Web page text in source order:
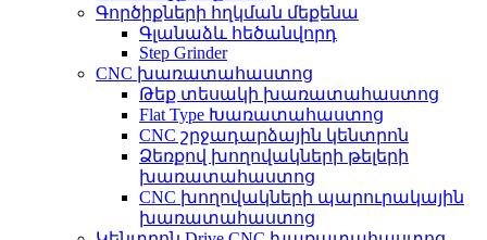
Գործիքների հղկման մեքենա
Գլանաձև հեծանվորդ
Step Grinder
CNC խառատահաստոց
Թեք տեսակի խառատահաստոց
Flat Type Խառատահաստոց
CNC շրջադարձային կենտրոն
Ձեռքով խողովակների թելերի
խառատահաստոց
CNC խողովակների պարուրակային
խառատահաստոց